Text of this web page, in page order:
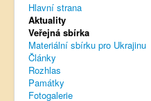
Kontakt
Úřední deska
Dobřívský zpravodaj
Rozhlas
Hlavní strana
Aktuality
Veřejná sbírka
Materiální sbírku pro Ukrajinu
Články
Rozhlas
Památky
Fotogalerie